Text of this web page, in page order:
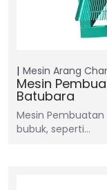
Mesin Arang
Mesin
Batubara
Mesin
bubuk, seperti…